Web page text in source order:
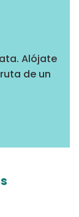
Alójate
de un